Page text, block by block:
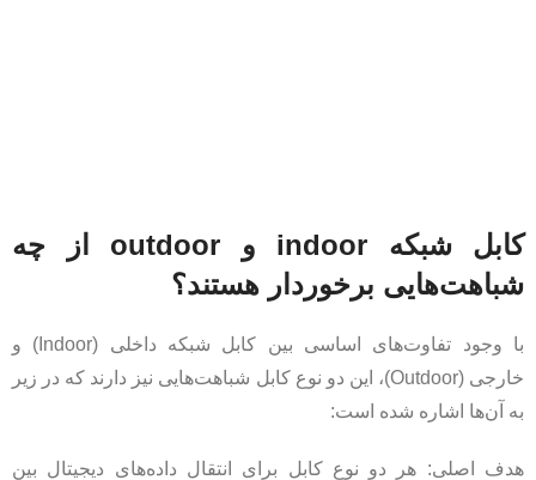
کابل‌ شبکه indoor و outdoor از چه
شباهت‌هایی برخوردار هستند؟
با وجود تفاوت‌های اساسی بین کابل شبکه داخلی (Indoor) و
خارجی (Outdoor)، این دو نوع کابل شباهت‌هایی نیز دارند که در زیر
به آن‌ها اشاره شده است:
هدف اصلی: هر دو نوع کابل برای انتقال داده‌های دیجیتال بین